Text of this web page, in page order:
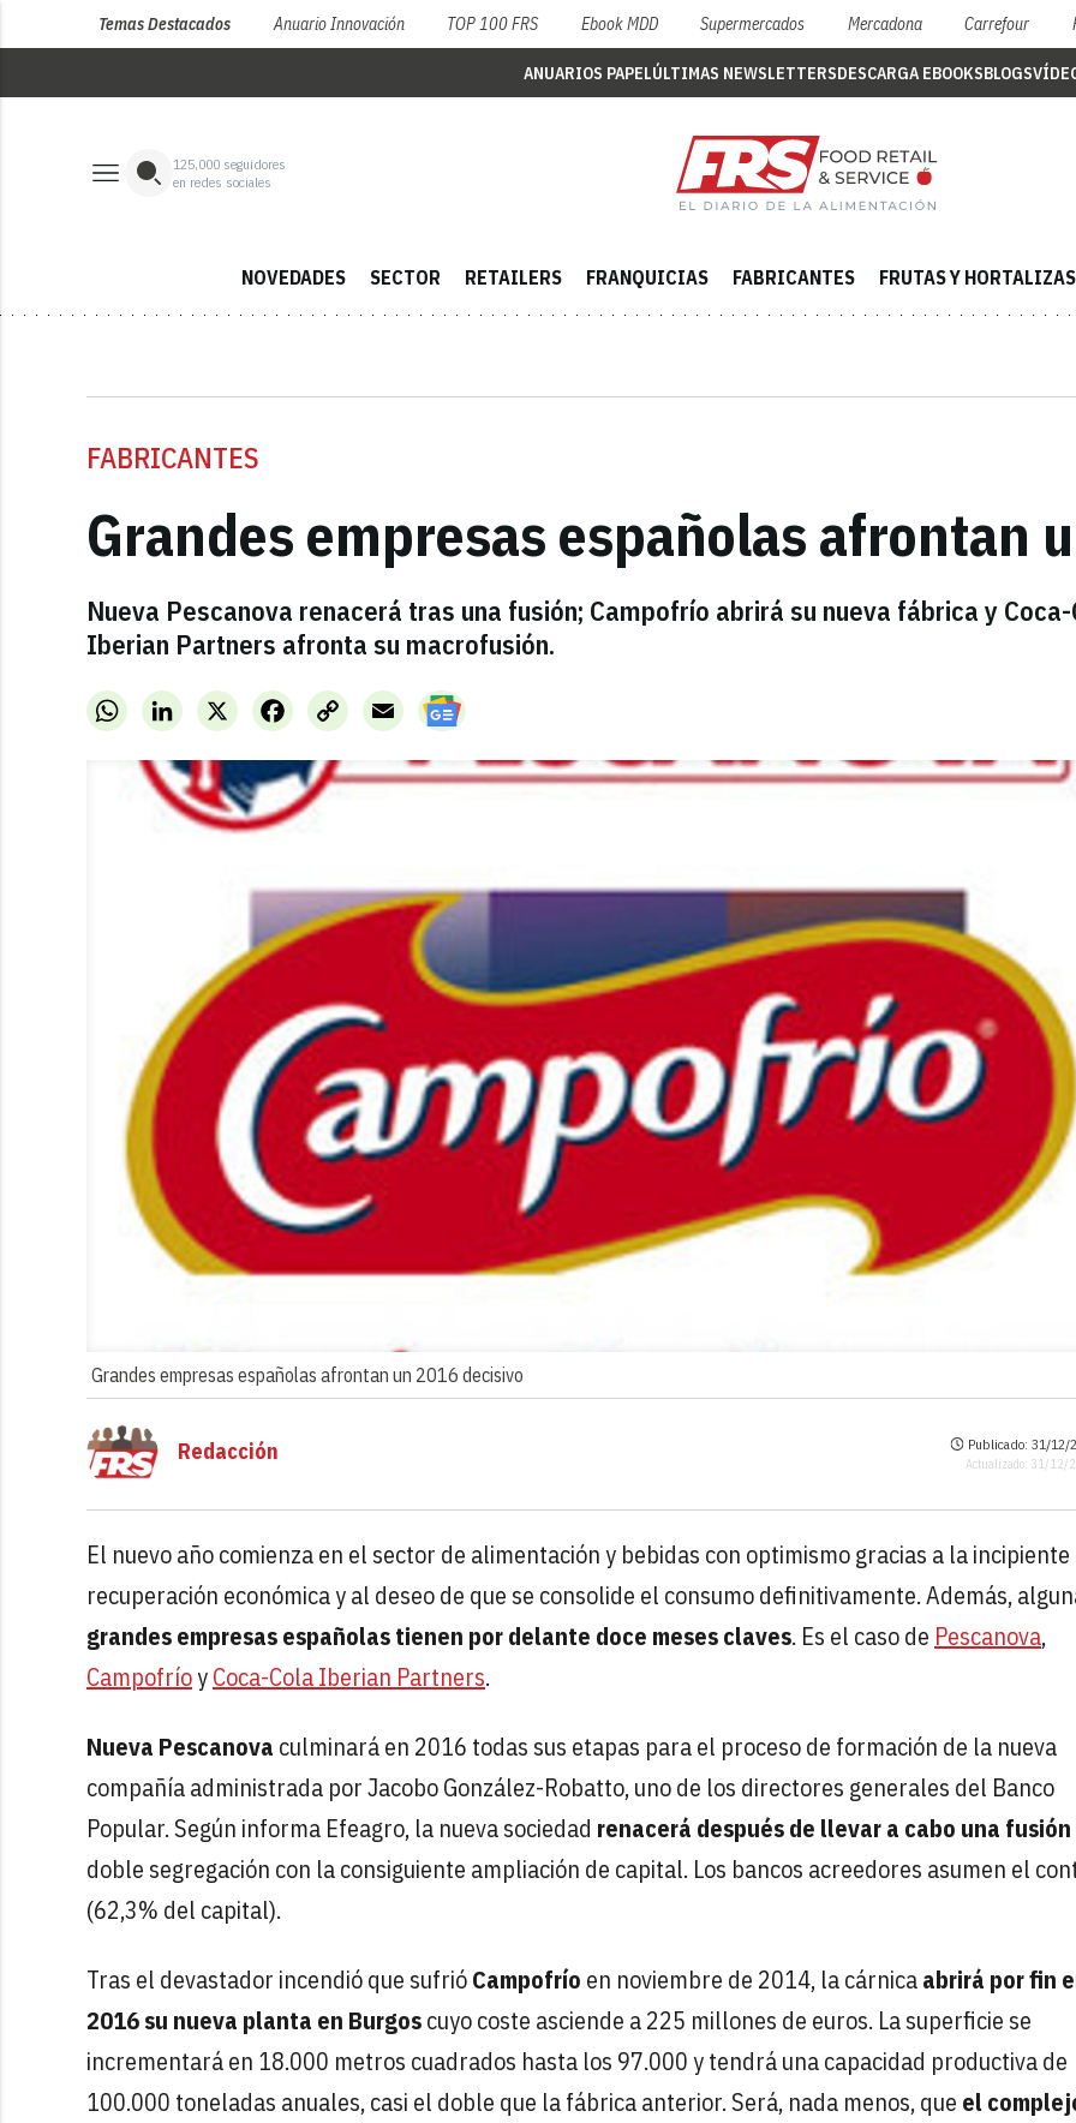
Temas Destacados Anuario Innovación TOP 100 FRS Ebook MDD Supermercados Mercadona Carrefour
ANUARIOS PAPELÚLTIMAS NEWSLETTERSDESCARGA EBOOKSBLOGS
125,000 seguidores
en redes sociales
NOVEDADES SECTOR RETAILERS FRANQUICIAS FABRICANTES FRUTAS Y HORTALIZAS
FABRICANTES
Grandes empresas españolas afrontan
Nueva Pescanova renacerá tras una fusión; Campofrío abrirá su nueva fábrica y
Iberian Partners afronta su macrofusión.
WhatsAppLinkedInX FacebookCopy
Link
Email
Grandes empresas españolas afrontan un 2016 decisivo
Redacción Publicado: 31/12/
Actualizado: 31/12/
El nuevo año comienza en el sector de alimentación y bebidas con optimismo gracias a la incipiente
recuperación económica y al deseo de que se consolide el consumo definitivamente. Además,
grandes empresas españolas tienen por delante doce meses claves. Es el caso de Pescanova,
CampofríoyCoca-Cola Iberian Partners.
Nueva Pescanova culminará en 2016 todas sus etapas para el proceso de formación de la nueva
compañía administrada por Jacobo González-Robatto, uno de los directores generales del Banco
Popular. Según informa Efeagro, la nueva sociedad renacerá después de llevar a cabo una fusión
doble segregación con la consiguiente ampliación de capital. Los bancos acreedores asumen el
(62,3% del capital).
Tras el devastador incendió que sufrióCampofrío en noviembre de 2014, la cárnicaabrirá por fin
2016 su nueva planta en Burgoscuyo coste asciende a 225 millones de euros. La superficie se
incrementará en 18.000 metros cuadrados hasta los 97.000 y tendrá una capacidad productiva de
100.000 toneladas anuales, casi el doble que la fábrica anterior. Será, nada menos, que el